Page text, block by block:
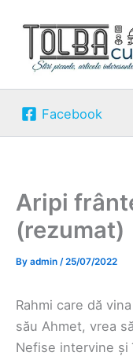
content
Facebook
Aripi
(rezumat)
By admin /25/07/2022
Rahmi care dă
său Ahmet, vrea
Nefise intervine și